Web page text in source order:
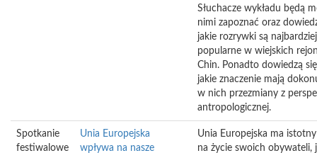
Słuchacze wykładu będą
nimi zapoznać oraz
jakie rozrywki są najbardziej
popularne w wiejskich
Chin. Ponadto dowiedzą
jakie znaczenie mają
w nich przezmiany z
antropologicznej.
Spotkanie
festiwalowe
Unia Europejska
wpływa na nasze
Unia Europejska ma
na życie swoich obywateli,